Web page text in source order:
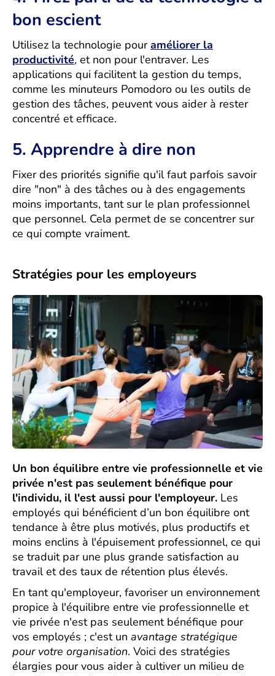
bon escient
Utilisez la technologie pouraméliorer la
productivité, et non pour l'entraver. Les
applications qui facilitent la gestion du temps,
comme les minuteurs Pomodoro ou les outils de
gestion des tâches, peuvent vous aider à rester
concentré et efficace.
5. Apprendre à dire non
Fixer des priorités signifie qu'il faut parfois savoir
dire "non" à des tâches ou à des engagements
moins importants, tant sur le plan professionnel
que personnel. Cela permet de se concentrer sur
ce qui compte vraiment.
Stratégies pour les employeurs
Un bon équilibre entre vie professionnelle et vie
privée n'est pas seulement bénéfique pour
l'individu, il l'est aussi pour l'employeur. Les
employés qui bénéficient d’un bon équilibre ont
tendance à être plus motivés, plus productifs et
moins enclins à l'épuisement professionnel, ce qui
se traduit par une plus grande satisfaction au
travail et des taux de rétention plus élevés.
En tant qu'employeur, favoriser un environnement
propice à l'équilibre entre vie professionnelle et
vie privée n'est pas seulement bénéfique pour
vos employés ; c'est un avantage stratégique
pour votre organisation. Voici des stratégies
élargies pour vous aider à cultiver un milieu de